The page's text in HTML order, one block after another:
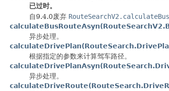
已过时。
自9.4.0废弃
异步处理。
根据指定的参数来计算驾车路径。
异步处理。